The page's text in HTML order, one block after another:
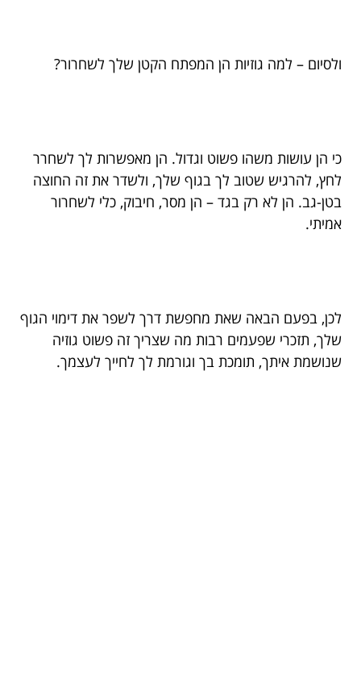
ולסיום – למה גוזיות הן המפתח הקטן שלך לשחרור?
כי הן עושות משהו פשוט וגדול. הן מאפשרות לך לשחרר
לחץ, להרגיש שטוב לך בגוף שלך, ולשדר את זה החוצה
בטן-גב. הן לא רק בגד – הן מסר, חיבוק, כלי לשחרור
אמיתי.
לכן, בפעם הבאה שאת מחפשת דרך לשפר את דימוי הגוף
שלך, תזכרי שפעמים רבות מה שצריך זה פשוט גוזיה
שנושמת איתך, תומכת בך וגורמת לך לחייך לעצמך.